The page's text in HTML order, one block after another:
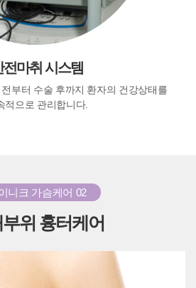
전마취 시스템
부터 수술 후까지 환자의 건강상태를
적으로 관리합니다.
니크 가슴케어 02
위 흉터케어